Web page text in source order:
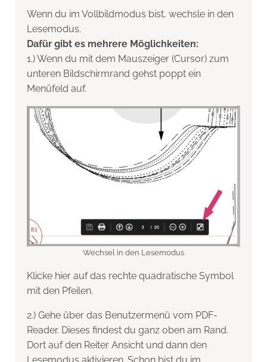
Wenn du im Vollbildmodus bist, wechsle in den
Lesemodus.
Dafür gibt es mehrere Möglichkeiten:
1.) Wenn du mit dem Mauszeiger (Cursor) zum
unteren Bildschirmrand gehst poppt ein
Menüfeld auf.
Wechsel in den Lesemodus
Klicke hier auf das rechte quadratische Symbol
mit den Pfeilen.
2.) Gehe über das Benutzermenü vom PDF-
Reader. Dieses findest du ganz oben am Rand.
Dort auf den Reiter Ansicht und dann den